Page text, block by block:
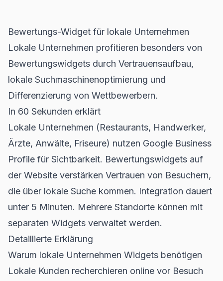
Bewertungs-Widget für lokale Unternehmen
Lokale Unternehmen profitieren besonders von
Bewertungswidgets durch Vertrauensaufbau,
lokale Suchmaschinenoptimierung und
Differenzierung von Wettbewerbern.
In 60 Sekunden erklärt
Lokale Unternehmen (Restaurants, Handwerker,
Ärzte, Anwälte, Friseure) nutzen Google Business
Profile für Sichtbarkeit. Bewertungswidgets auf
der Website verstärken Vertrauen von Besuchern,
die über lokale Suche kommen. Integration dauert
unter 5 Minuten. Mehrere Standorte können mit
separaten Widgets verwaltet werden.
Detaillierte Erklärung
Warum lokale Unternehmen Widgets benötigen
Lokale Kunden recherchieren online vor Besuch